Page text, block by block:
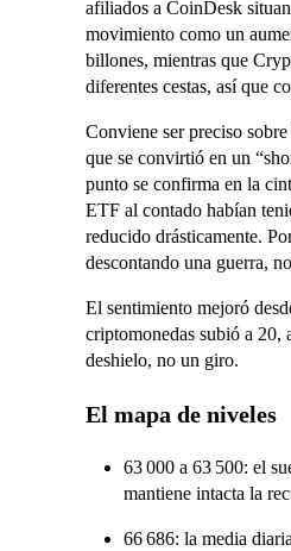
afiliados a CoinDesk
movimiento como un
billones, mientras que
diferentes cestas, así que
Conviene ser preciso
que se convirtió en un
punto se confirma en la
ETF al contado habían
reducido drásticamente.
descontando una guerra,
El sentimiento mejoró
criptomonedas subió a 20,
deshielo, no un giro.
El mapa de niveles
63 000 a 63 500: el
mantiene intacta la
66 686: la media